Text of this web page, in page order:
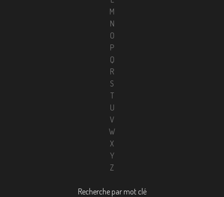
M
N
O
P
Q
R
S
T
U
V
W
X
Y
Z
Recherche par mot clé